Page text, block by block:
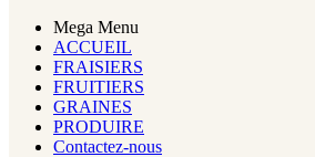
Mega Menu
ACCUEIL
FRAISIERS
FRUITIERS
GRAINES
PRODUIRE
Contactez-nous